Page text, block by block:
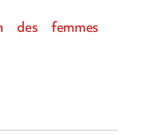
des femmes